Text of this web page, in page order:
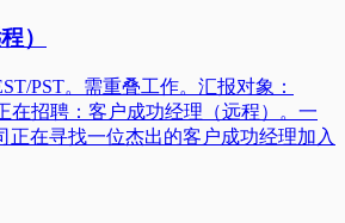
）
PST。需重叠工作。汇报对象：
在招聘：客户成功经理（远程）。一
正在寻找一位杰出的客户成功经理加入